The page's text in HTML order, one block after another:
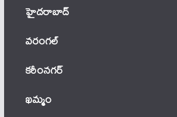
హైదరాబాద్
వ‌రంగ‌ల్
కరీంనగర్
ఖ‌మ్మం